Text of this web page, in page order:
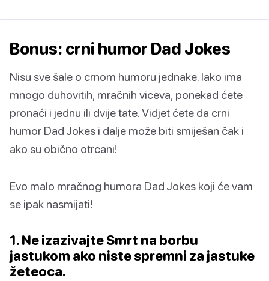
Bonus: crni humor Dad Jokes
Nisu sve šale o crnom humoru jednake. Iako ima
mnogo duhovitih, mračnih viceva, ponekad ćete
pronaći i jednu ili dvije tate. Vidjet ćete da crni
humor Dad Jokes i dalje može biti smiješan čak i
ako su obično otrcani!
Evo malo mračnog humora Dad Jokes koji će vam
se ipak nasmijati!
1. Ne izazivajte Smrt na borbu
jastukom ako niste spremni za jastuke
žeteoca.